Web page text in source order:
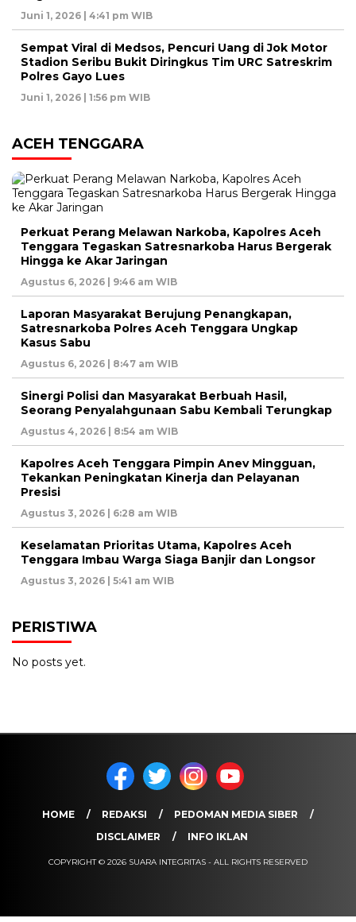
Juni 1, 2026 | 4:41 pm WIB
Sempat Viral di Medsos, Pencuri Uang di Jok Motor
Stadion Seribu Bukit Diringkus Tim URC Satreskrim
Polres Gayo Lues
Juni 1, 2026 | 1:56 pm WIB
ACEH TENGGARA
Perkuat Perang Melawan Narkoba, Kapolres Aceh
Tenggara Tegaskan Satresnarkoba Harus Bergerak
Hingga ke Akar Jaringan
Agustus 6, 2026 | 9:46 am WIB
Laporan Masyarakat Berujung Penangkapan,
Satresnarkoba Polres Aceh Tenggara Ungkap
Kasus Sabu
Agustus 6, 2026 | 8:47 am WIB
Sinergi Polisi dan Masyarakat Berbuah Hasil,
Seorang Penyalahgunaan Sabu Kembali Terungkap
Agustus 4, 2026 | 8:54 am WIB
Kapolres Aceh Tenggara Pimpin Anev Mingguan,
Tekankan Peningkatan Kinerja dan Pelayanan
Presisi
Agustus 3, 2026 | 6:28 am WIB
Keselamatan Prioritas Utama, Kapolres Aceh
Tenggara Imbau Warga Siaga Banjir dan Longsor
Agustus 3, 2026 | 5:41 am WIB
PERISTIWA
No posts yet.
HOME REDAKSI
PEDOMAN MEDIA SIBER
DISCLAIMER
INFO IKLAN
COPYRIGHT © 2026 SUARA INTEGRITAS - ALL RIGHTS RESERVED